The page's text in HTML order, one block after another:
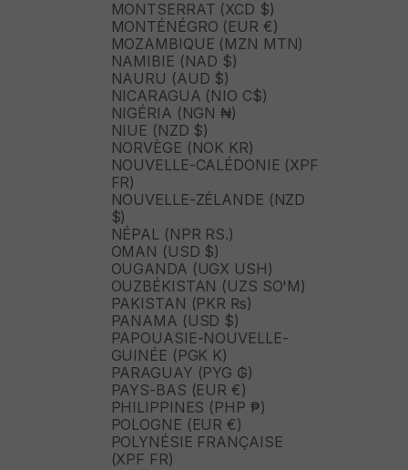
MONTSERRAT (XCD $)
MONTÉNÉGRO (EUR €)
MOZAMBIQUE (MZN MTN)
NAMIBIE (NAD $)
NAURU (AUD $)
NICARAGUA (NIO C$)
NIGÉRIA (NGN ₦)
NIUE (NZD $)
NORVÈGE (NOK KR)
NOUVELLE-CALÉDONIE (XPF
FR)
NOUVELLE-ZÉLANDE (NZD
$)
NÉPAL (NPR RS.)
OMAN (USD $)
OUGANDA (UGX USH)
OUZBÉKISTAN (UZS SO'M)
PAKISTAN (PKR ₨)
PANAMA (USD $)
PAPOUASIE-NOUVELLE-
GUINÉE (PGK K)
PARAGUAY (PYG ₲)
PAYS-BAS (EUR €)
PHILIPPINES (PHP ₱)
POLOGNE (EUR €)
POLYNÉSIE FRANÇAISE
(XPF FR)